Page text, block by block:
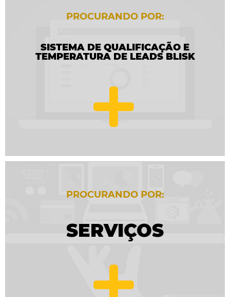
PROCURANDO POR:
SISTEMA DE QUALIFICAÇÃO E
TEMPERATURA DE LEADS BLISK
PROCURANDO POR:
SERVIÇOS